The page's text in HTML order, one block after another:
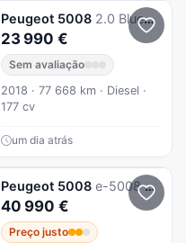
Peugeot 5008 2.0 BlueHDi GT Line EAT8
23 990 €
Sem avaliação
2018 · 77 668 km · Diesel ·
177 cv
um dia atrás
Peugeot 5008 e-5008 73 kWh GT
40 990 €
Preço justo